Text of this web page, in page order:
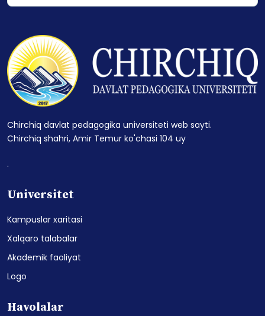
Chirchiq davlat pedagogika universiteti web sayti.
Chirchiq shahri, Amir Temur ko'chasi 104 uy
.
Universitet
Kampuslar xaritasi
Xalqaro talabalar
Akademik faoliyat
Logo
Havolalar